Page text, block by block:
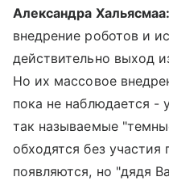
Александра
внедрение роботов и
действительно выход
Но их массовое
пока не наблюдается -
так называемые
обходятся без
появляются, но "дядя